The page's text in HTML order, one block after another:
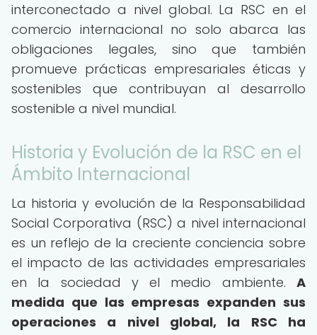
interconectado a nivel global. La RSC en el
comercio internacional no solo abarca las
obligaciones legales, sino que también
promueve prácticas empresariales éticas y
sostenibles que contribuyan al desarrollo
sostenible a nivel mundial.
Historia y Evolución de la RSC en el
Ámbito Internacional
La historia y evolución de la Responsabilidad
Social Corporativa (RSC) a nivel internacional
es un reflejo de la creciente conciencia sobre
el impacto de las actividades empresariales
en la sociedad y el medio ambiente. A
medida que las empresas expanden sus
operaciones a nivel global, la RSC ha